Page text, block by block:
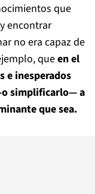
que
encontrar
no era capaz de
queen el
e inesperados
simplificarlo— a
que sea.